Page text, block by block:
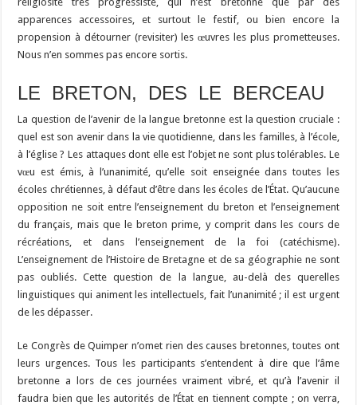
apparences accessoires, et surtout le festif, ou bien encore la
propension à détourner (revisiter) les œuvres les plus prometteuses.
Nous n’en sommes pas encore sortis.
LE BRETON, DES LE BERCEAU
La question de l’avenir de la langue bretonne est la question cruciale :
quel est son avenir dans la vie quotidienne, dans les familles, à l’école,
à l’église ? Les attaques dont elle est l’objet ne sont plus tolérables. Le
vœu est émis, à l’unanimité, qu’elle soit enseignée dans toutes les
écoles chrétiennes, à défaut d’être dans les écoles de l’État. Qu’aucune
opposition ne soit entre l’enseignement du breton et l’enseignement
du français, mais que le breton prime, y comprit dans les cours de
récréations, et dans l’enseignement de la foi (catéchisme).
L’enseignement de l’Histoire de Bretagne et de sa géographie ne sont
pas oubliés. Cette question de la langue, au-delà des querelles
linguistiques qui animent les intellectuels, fait l’unanimité ; il est urgent
de les dépasser.
Le Congrès de Quimper n’omet rien des causes bretonnes, toutes ont
leurs urgences. Tous les participants s’entendent à dire que l’âme
bretonne a lors de ces journées vraiment vibré, et qu’à l’avenir il
faudra bien que les autorités de l’État en tiennent compte ; on verra,